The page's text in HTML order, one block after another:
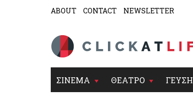
ABOUT CONTACT NEWSLETTER
ΣΙΝΕΜΑ ΘΕΑΤΡΟ ΓΕΥΣΗ